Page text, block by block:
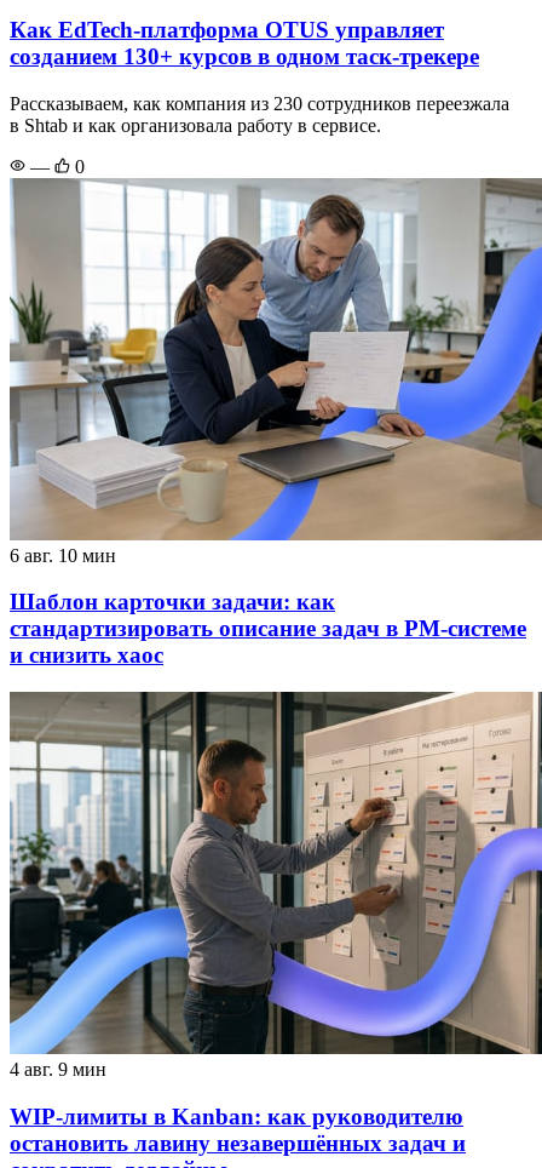
Как EdTech-платформа OTUS управляет
созданием 130+ курсов в одном таск-трекере
Рассказываем, как компания из 230 сотрудников переезжала
в Shtab и как организовала работу в сервисе.
—
0
6 авг. 10 мин
Шаблон карточки задачи: как
стандартизировать описание задач в PM‑системе
и снизить хаос
4 авг. 9 мин
WIP-лимиты в Kanban: как руководителю
остановить лавину незавершённых задач и